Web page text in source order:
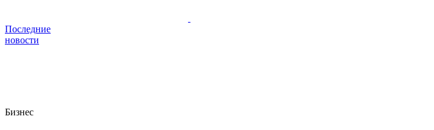
Последние
новости
Бизнес